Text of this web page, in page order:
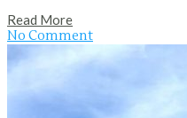
Read More
No Comment